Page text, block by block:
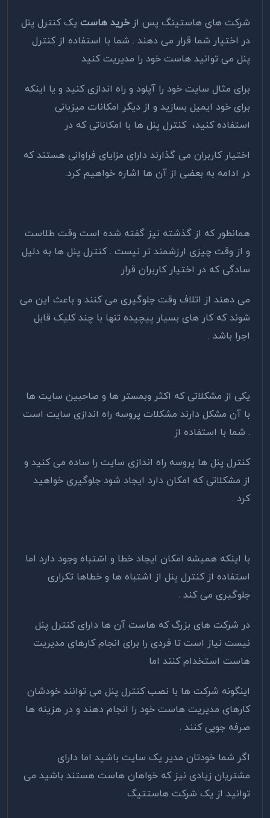
شرکت های هاستینگ پس ازخرید هاست یک کنترل پنل
در اختیار شما قرار می دهند . شما با استفاده از کنترل
پنل می توانید هاست خود را مدیریت کنید
برای مثال سایت خود را آپلود و راه اندازی کنید و یا اینکه
برای خود ایمیل بسازید و از دیگر امکانات میزبانی
استفاده کنید، کنترل پنل ها با امکاناتی که در
اختیار کاربران می گذارند دارای مزایای فراوانی هستند که
در ادامه به بعضی از آن ها اشاره خواهیم کرد.
همانطور که از گذشته نیز گفته شده است وقت طلاست
و از وقت چیزی ارزشمند تر نیست . کنترل پنل ها به دلیل
سادگی که در اختیار کاربران قرار
می دهند از اتلاف وقت جلوگیری می کنند و باعث این می
شوند که کار های بسیار پیچیده تنها با چند کلیک قابل
اجرا باشد .
یکی از مشکلاتی که اکثر وبمستر ها و صاحبین سایت ها
با آن مشکل دارند مشکلات پروسه راه اندازی سایت است
. شما با استفاده از
کنترل پنل ها پروسه راه اندازی سایت را ساده می کنید و
از مشکلاتی که امکان دارد ایجاد شود جلوگیری خواهید
کرد .
با اینکه همیشه امکان ایجاد خطا و اشتباه وجود دارد اما
استفاده از کنترل پنل از اشتباه ها و خطاها تکراری
جلوگیری می کند .
در شرکت های بزرگ که هاست آن ها دارای کنترل پنل
نیست نیاز است تا فردی را برای انجام کارهای مدیریت
هاست استخدام کنند اما
اینگونه شرکت ها با نصب کنترل پنل می توانند خودشان
کارهای مدیریت هاست خود را انجام دهند و در هزینه ها
صرفه جویی کنند .
اگر شما خودتان مدیر یک سایت باشید اما دارای
مشتریان زیادی نیز که خواهان هاست هستند باشید می
توانید از یک شرکت هاستتیگ